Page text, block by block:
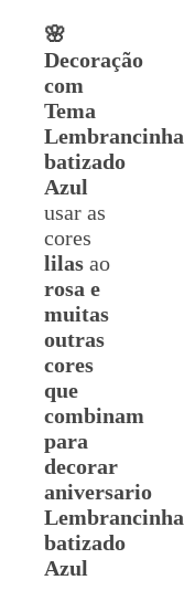
🌸
Decoração
com
Tema
Lembrancinha
batizado
Azul
usar as
cores
lilas ao
rosa e
muitas
outras
cores
que
combinam
para
decorar
aniversario
Lembrancinha
batizado
Azul